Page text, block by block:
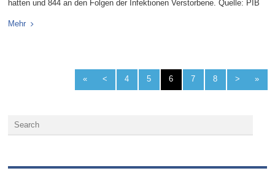
hatten und 844 an den Folgen der Infektionen Verstorbene. Quelle: PIB
Mehr
« < 4 5 6 7 8 > »